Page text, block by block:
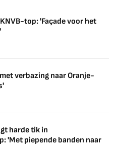
top: 'Façade voor het
verbazing naar Oranje-
harde tik in
'Met piepende banden naar